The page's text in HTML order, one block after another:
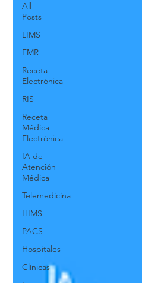
All
Posts
LIMS
EMR
Receta
Electrónica
RIS
Receta
Médica
Electrónica
IA de
Atención
Médica
Telemedicina
HIMS
PACS
Hospitales
Clínicas